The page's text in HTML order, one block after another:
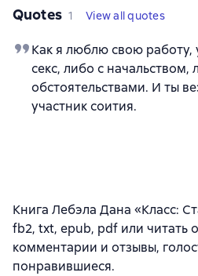
Quotes 1 View all quotes
Как я люблю свою работу,
секс, либо с начальством,
обстоятельствами. И ты
участник соития.
Книга Лебэла Дана «Класс:
fb2, txt, epub, pdf или читать
комментарии и отзывы,
понравившиеся.